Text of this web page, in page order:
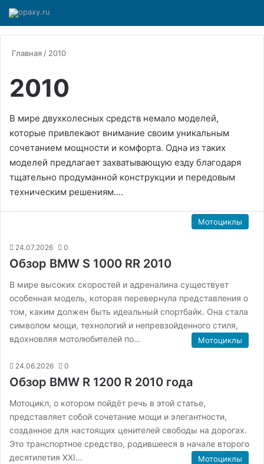
Главная / 2010
2010
В мире двухколесных средств немало моделей,
которые привлекают внимание своим уникальным
сочетанием мощности и комфорта. Одна из таких
моделей предлагает захватывающую езду благодаря
тщательно продуманной конструкции и передовым
техническим решениям.…
Мотоциклы
24.07.2026 0
Обзор BMW S 1000 RR 2010
В мире высоких скоростей и адреналина существует
особенная модель, которая перевернула представления о
том, каким должен быть идеальный спортбайк. Она стала
символом мощи, технологий и непревзойденного стиля,
вдохновляя мотолюбителей по…
Мотоциклы
24.06.2026 0
Обзор BMW R 1200 R 2010 года
Мотоцикл, о котором пойдёт речь в этой статье,
представляет собой сочетание мощи и элегантности,
созданное для настоящих ценителей свободы на дорогах.
Это транспортное средство, родившееся в начале второго
десятилетия XXI…
Мотоциклы